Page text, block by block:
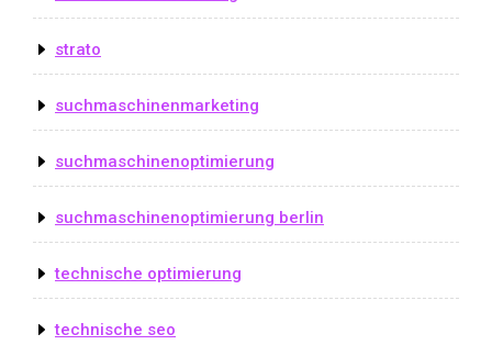
strato
suchmaschinenmarketing
suchmaschinenoptimierung
suchmaschinenoptimierung berlin
technische optimierung
technische seo